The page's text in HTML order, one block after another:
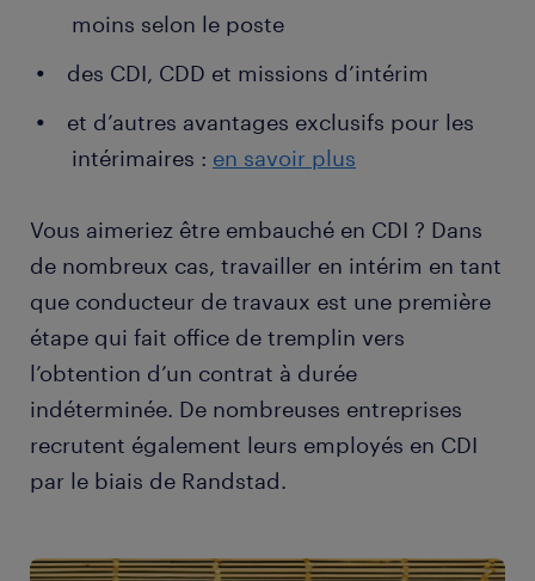
devis, préparation d'un mémoire de chantier)
animation des relations avec les partenaires
contrôle)
livraison de l'ouvrage (visite de réception,
dossier des ouvrages exécutés)
établissement du décompte général et
facturation
analyse des résultats du chantier et
argumentation
moins selon le poste
des CDI, CDD et missions d’intérim
et d’autres avantages exclusifs pour les
intérimaires : en savoir plus
Vous aimeriez être embauché en CDI ? Dans
de nombreux cas, travailler en intérim en tant
que conducteur de travaux est une première
étape qui fait office de tremplin vers
l’obtention d’un contrat à durée
indéterminée. De nombreuses entreprises
recrutent également leurs employés en CDI
par le biais de Randstad.